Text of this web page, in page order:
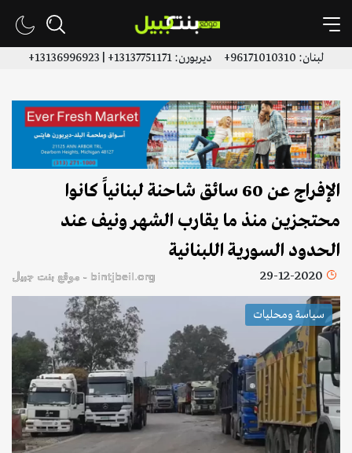
لبنان: 96171010310+ ديربورن: 13137751171+ | 13136996923+
الإفراج عن 60 سائق شاحنة لبنانياً كانوا
محتجزين منذ ما يقارب الشهر ونيف عند
الحدود السورية اللبنانية
29-12-2020 bintjbeil.org - موقع بنت جبيل
سياسة ومحليات